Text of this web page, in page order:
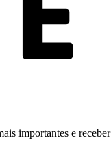
importantes e receber